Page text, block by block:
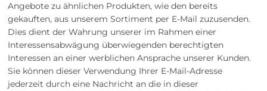
Angebote zu ähnlichen Produkten, wie den bereits
gekauften, aus unserem Sortiment per E-Mail zuzusenden.
Dies dient der Wahrung unserer im Rahmen einer
Interessensabwägung überwiegenden berechtigten
Interessen an einer werblichen Ansprache unserer Kunden.
Sie können dieser Verwendung Ihrer E-Mail-Adresse
jederzeit durch eine Nachricht an die in dieser